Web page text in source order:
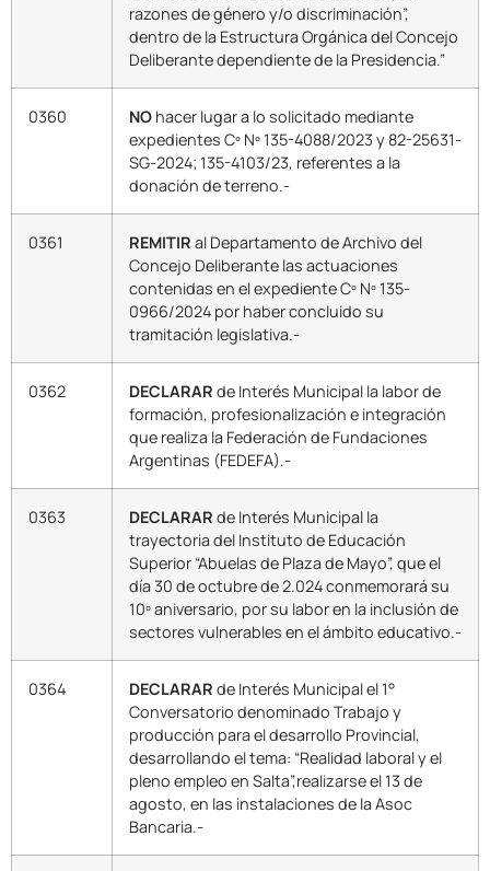
razones de género y/o discriminación”,
dentro de la Estructura Orgánica del Concejo
Deliberante dependiente de la Presidencia.”
0360 NO hacer lugar a lo solicitado mediante
expedientes Cº Nº 135-4088/2023 y 82-25631-
SG-2024; 135-4103/23, referentes a la
donación de terreno.-
0361 REMITIR al Departamento de Archivo del
Concejo Deliberante las actuaciones
contenidas en el expediente Cº Nº 135-
0966/2024 por haber concluido su
tramitación legislativa.-
0362 DECLARAR de Interés Municipal la labor de
formación, profesionalización e integración
que realiza la Federación de Fundaciones
Argentinas (FEDEFA).-
0363 DECLARAR de Interés Municipal la
trayectoria del Instituto de Educación
Superior “Abuelas de Plaza de Mayo”, que el
día 30 de octubre de 2.024 conmemorará su
10º aniversario, por su labor en la inclusión de
sectores vulnerables en el ámbito educativo.-
0364 DECLARAR de Interés Municipal el 1°
Conversatorio denominado Trabajo y
producción para el desarrollo Provincial,
desarrollando el tema: “Realidad laboral y el
pleno empleo en Salta”,realizarse el 13 de
agosto, en las instalaciones de la Asoc
Bancaria.-